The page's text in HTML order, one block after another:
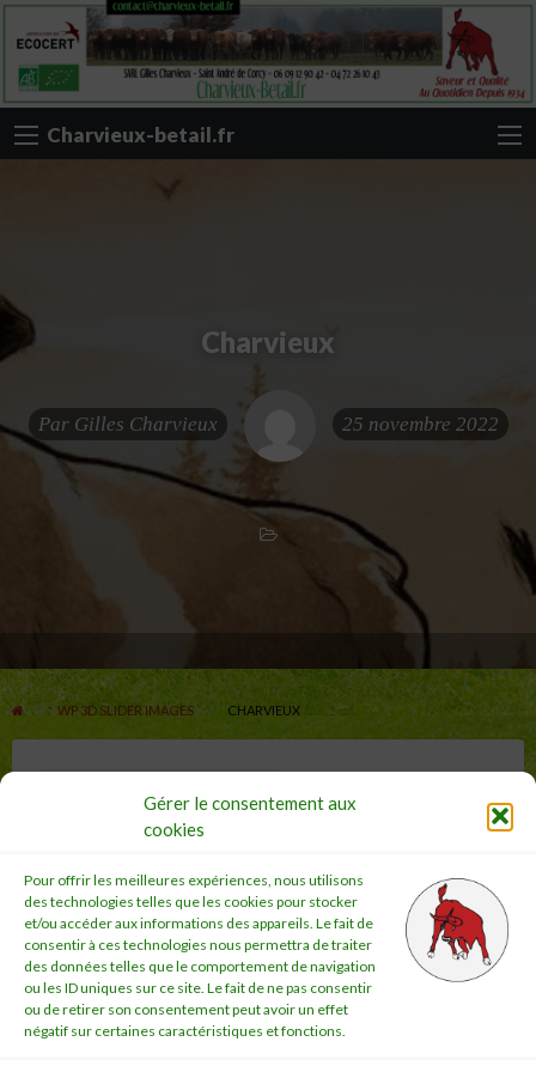
Gérer le consentement aux
cookies
Pour offrir les meilleures expériences, nous utilisons
des technologies telles que les cookies pour stocker
et/ou accéder aux informations des appareils. Le fait de
consentir à ces technologies nous permettra de traiter
des données telles que le comportement de navigation
ou les ID uniques sur ce site. Le fait de ne pas consentir
ou de retirer son consentement peut avoir un effet
négatif sur certaines caractéristiques et fonctions.
Charvieux-betail.fr
Charvieux
Par Gilles Charvieux 25 novembre 2022
WP 3D SLIDER IMAGES CHARVIEUX
Accueil Notre Actualité
Les Tendances